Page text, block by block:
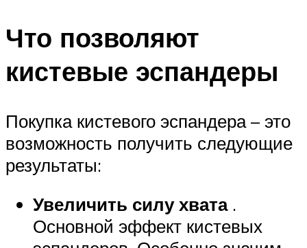
Что позволяют
кистевые эспандеры
Покупка кистевого эспандера – это
возможность получить следующие
результаты:
Увеличить силу хвата.
Основной эффект кистевых